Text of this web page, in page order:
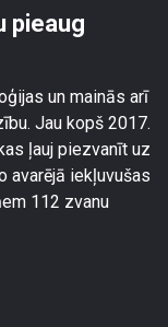
pieaug
un mainās arī
Jau kopš 2017.
ļauj piezvanīt uz
avarējā iekļuvušas
112 zvanu